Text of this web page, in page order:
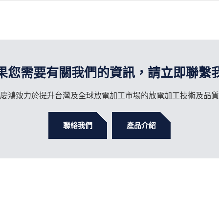
您需要有關我們的資訊，請立即聯繫
慶鴻致力於提升台灣及全球放電加工市場的放電加工技術及品質
聯絡我們 產品介紹